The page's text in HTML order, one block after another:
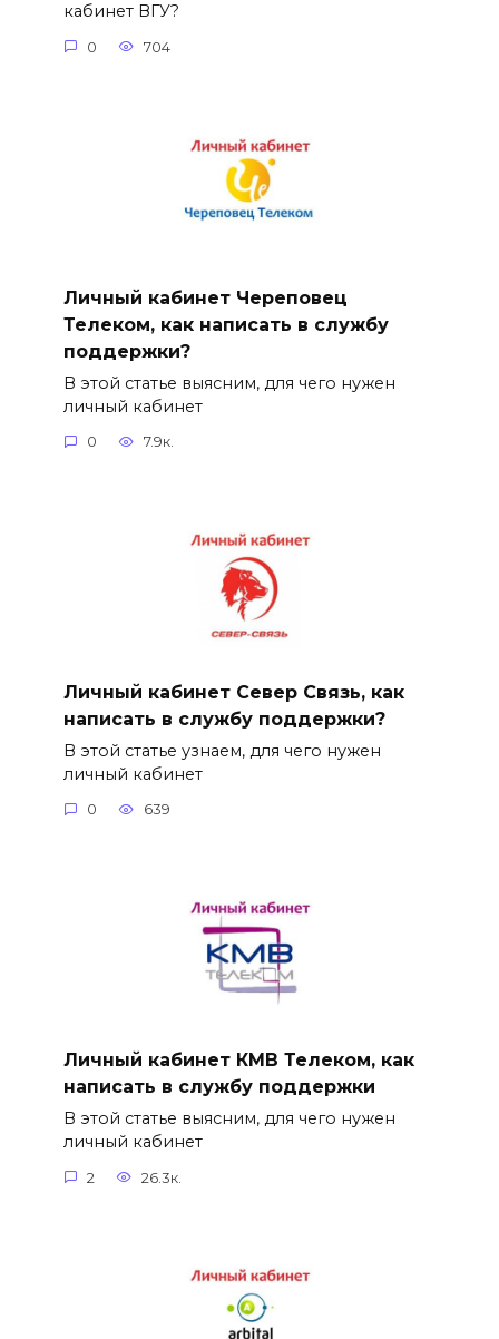
кабинет ВГУ?
0 704
Личный кабинет Череповец
Телеком, как написать в службу
поддержки?
В этой статье выясним, для чего нужен
личный кабинет
0 7.9к.
Личный кабинет Север Связь, как
написать в службу поддержки?
В этой статье узнаем, для чего нужен
личный кабинет
0 639
Личный кабинет КМВ Телеком, как
написать в службу поддержки
В этой статье выясним, для чего нужен
личный кабинет
2 26.3к.